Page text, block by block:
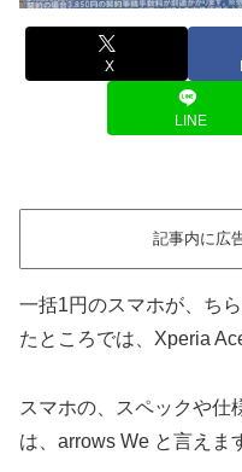
X
LINE
記事内に広
一括1円のスマホが、ち
たところでは、Xperia
スマホの、スペックや仕
は、arrows We と言えま